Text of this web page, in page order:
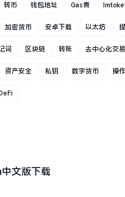
转币 钱包地址 Gas费
加密货币 安卓下载 以太坊
词 区块链 转账 去中心化交
资产安全 私钥 数字货币 操
DeFi
文版下载